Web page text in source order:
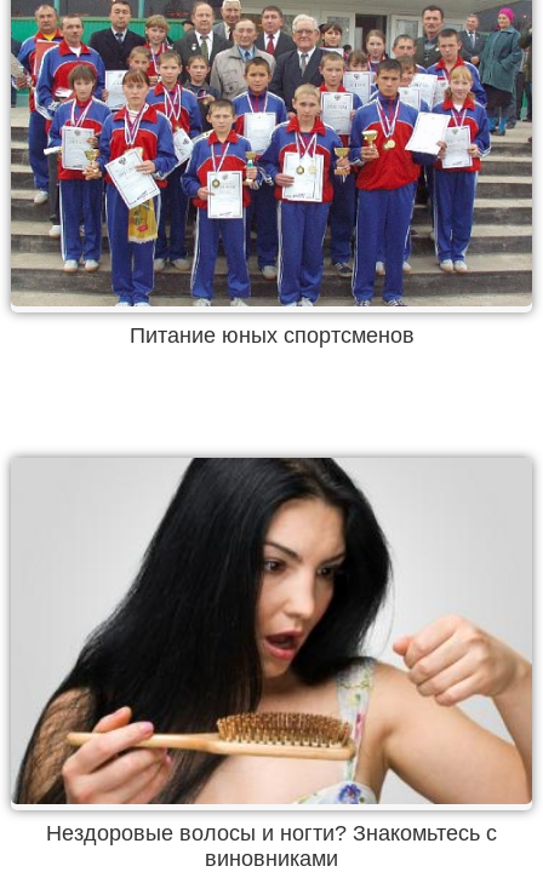
Питание юных спортсменов
Нездоровые волосы и ногти? Знакомьтесь с
виновниками